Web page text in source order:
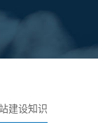
建设知识